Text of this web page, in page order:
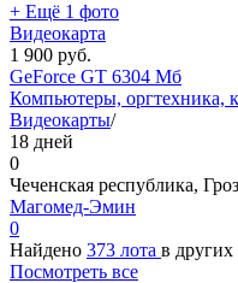
+ Ещё 1 фото
Видеокарта
1 900 руб.
GeForce GT 6304 Мб
Компьютеры, оргтехника,
Видеокарты/
18 дней
0
Чеченская республика,
Магомед-Эмин
0
Найдено 373 лота в других
Посмотреть все